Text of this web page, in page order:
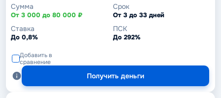
Сумма
От 3 000 до 80 000 ₽
Срок
От 3 до 33 дней
Ставка
До 0,8%
ПСК
До 292%
Добавить в
сравнение
Получить деньги